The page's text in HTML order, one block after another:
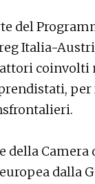
del
Italia-
coinvolti
per
della Camera
dalla